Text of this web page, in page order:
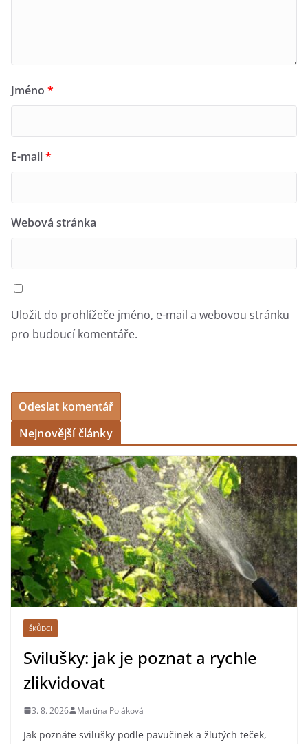
Jméno *
E-mail*
Webová stránka
Uložit do prohlížeče jméno, e-mail a webovou stránku
pro budoucí komentáře.
Nejnovější články
ŠKŮDCI
Svilušky: jak je poznat a rychle
zlikvidovat
3. 8. 2026 Martina Poláková
Jak poznáte svilušky podle pavučinek a žlutých teček,